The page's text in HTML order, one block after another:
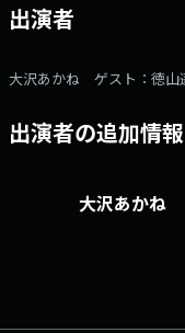
出演者
大沢あかね ゲスト：徳山
出演者の追加情報
大沢あかね